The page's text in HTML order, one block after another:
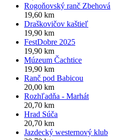
Rogoňovský ranč Zbehová
19,60 km
Draškovičov kaštieľ
19,90 km
FestDobre 2025
19,90 km
Múzeum Čachtice
19,90 km
Ranč pod Babicou
20,00 km
Rozhľadňa - Marhát
20,70 km
Hrad Súča
20,70 km
Jazdecký westernový klub